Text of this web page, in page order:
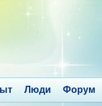
Люди Форум